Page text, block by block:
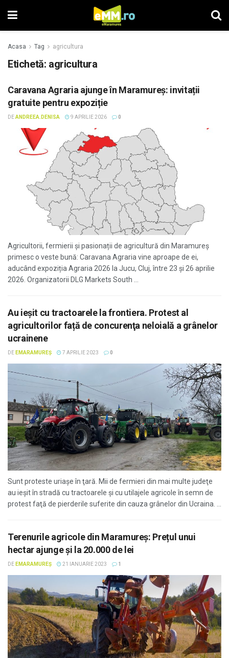
Acasa Tag agricultura
Etichetă: agricultura
Caravana Agraria ajunge în Maramureș: invitații
gratuite pentru expoziție
DEANDREEA.DENISA 9 APRILIE 2026 0
Agricultorii, fermierii și pasionații de agricultură din Maramureș
primesc o veste bună: Caravana Agraria vine aproape de ei,
aducând expoziția Agraria 2026 la Jucu, Cluj, între 23 și 26 aprilie
2026. Organizatorii DLG Markets South ...
Au ieșit cu tractoarele la frontiera. Protest al
agricultorilor față de concurenţa neloială a grânelor
ucrainene
DE EMARAMUREȘ 7 APRILIE 2023 0
Sunt proteste uriaşe în ţară. Mii de fermieri din mai multe judeţe
au ieşit în stradă cu tractoarele şi cu utilajele agricole în semn de
protest faţă de pierderile suferite din cauza grânelor din Ucraina. ...
Terenurile agricole din Maramureș: Prețul unui
hectar ajunge și la 20.000 de lei
DE EMARAMUREȘ 21 IANUARIE 2023 1